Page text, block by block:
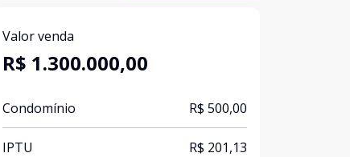
Valor venda
R$ 1.300.000,00
Condomínio R$ 500,00
IPTU R$ 201,13